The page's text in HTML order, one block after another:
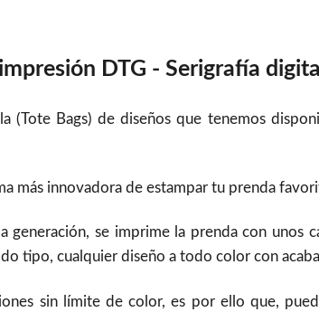
DTG - Serigrafía digital
(Tote Bags) de diseños que tenemos
más innovadora de estampar tu prenda
generación, se imprime la prenda con unos
tipo, cualquier diseño a todo color con
sin límite de color, es por ello que,